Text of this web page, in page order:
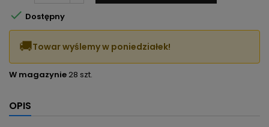
 Dostępny
🚚Towar wyślemy w poniedziałek!
W magazynie 28 szt.
OPIS